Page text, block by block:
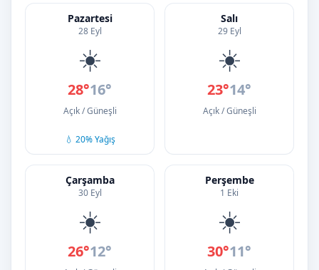
Pazartesi
28 Eyl
☀️
28°16°
Açık / Güneşli
💧 20% Yağış
Salı
29 Eyl
☀️
23°14°
Açık / Güneşli
Çarşamba
30 Eyl
☀️
26°12°
Perşembe
1 Eki
☀️
30°11°